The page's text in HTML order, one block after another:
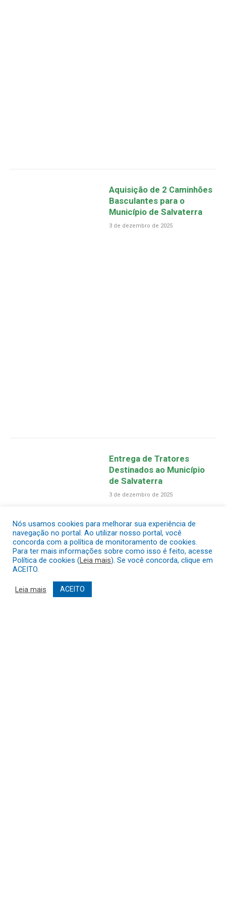
Aquisição de 2 Caminhões
Basculantes para o
Município de Salvaterra
3 de dezembro de 2025
Entrega de Tratores
Destinados ao Município
de Salvaterra
3 de dezembro de 2025
Nós usamos cookies para melhorar sua experiência de
navegação no portal. Ao utilizar nosso portal, você
concorda com a política de monitoramento de cookies.
Para ter mais informações sobre como isso é feito, acesse
Política de cookies (Leia mais). Se você concorda, clique em
ACEITO.
Leia mais ACEITO